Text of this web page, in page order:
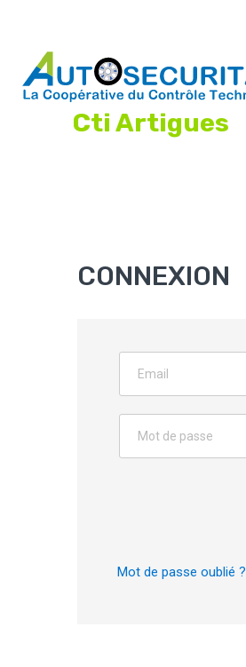
Cti Artigues
CONNEXION
Mot de passe oublié ?